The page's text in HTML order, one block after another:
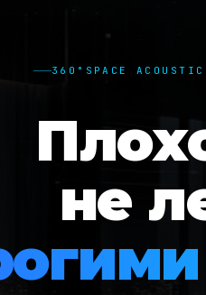
360°SPACE
не